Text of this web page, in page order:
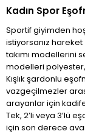
Kadın Spor
Sportif giyimden
istiyorsanız
takımı modellerini
modelleri
Kışlık şardonlu
vazgeçilmezler
arayanlar için
Tek, 2’li veya 3’lü
için son derece